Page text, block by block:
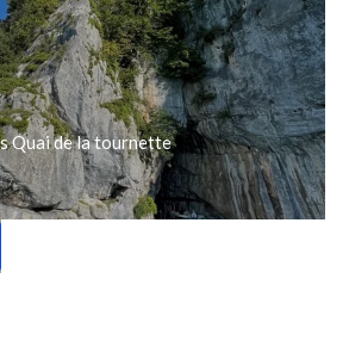
Quai de la tournette